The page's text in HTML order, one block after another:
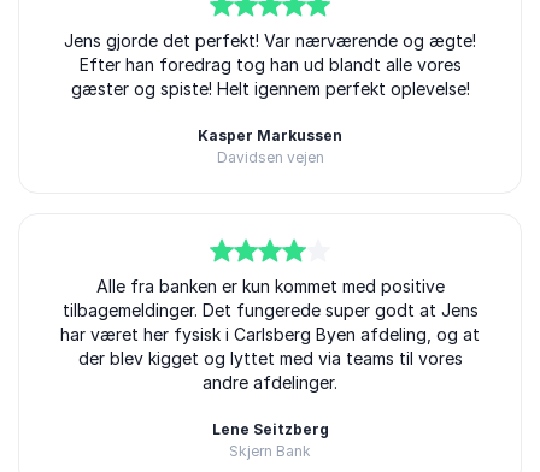
5ud af5
Jens gjorde det perfekt! Var nærværende og ægte!
Efter han foredrag tog han ud blandt alle vores
gæster og spiste! Helt igennem perfekt oplevelse!
Kasper Markussen
Davidsen vejen
ud af 5
Alle fra banken er kun kommet med positive
tilbagemeldinger. Det fungerede super godt at Jens
har været her fysisk i Carlsberg Byen afdeling, og at
der blev kigget og lyttet med via teams til vores
andre afdelinger.
Lene Seitzberg
Skjern Bank